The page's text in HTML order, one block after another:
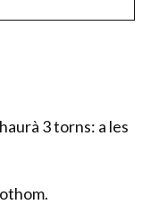
3 torns: a les